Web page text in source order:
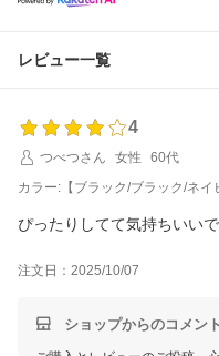
レビュー一覧
4
つべつさん
女性
60代
カラー:【ブラック/ブラック/ネイ
ぴったりしてて気持ちいい
注文日：2025/10/07
ショップからのコメント